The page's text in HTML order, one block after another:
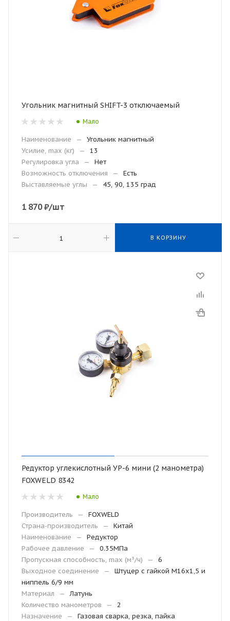
Угольник магнитный SHIFT-3 отключаемый
Мало
Наименование —
Угольник магнитный
Усилие, max (кг)
—
13
Регулировка угла
—
Нет
Возможность отключения
—
Есть
Выставляемые углы
— 45, 90, 135 град
1 870₽/шт
В КОРЗИНУ
Редуктор углекислотный УР-6 мини (2 манометра)
FOXWELD 8342
Мало
Производитель —
FOXWELD
Страна-производитель
—
Китай
Наименование
—
Редуктор
Рабочее давление
—
0.35МПа
Пропускная способность, max (м³/ч)
—
6
Выходное соединение
—
Штуцер с гайкой M16х1,5 и
ниппель 6/9 мм
Материал
—
Латунь
Количество манометров
—
2
Назначение
—
Газовая сварка, резка, пайка